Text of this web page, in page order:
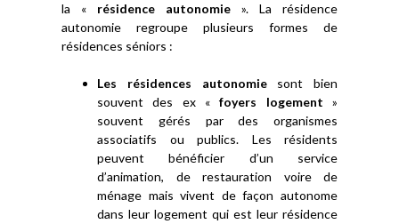
la « résidence autonomie ». La résidence
autonomie regroupe plusieurs formes de
résidences séniors :
Les résidences autonomiesont bien
souvent des ex «foyers logement »
souvent gérés par des organismes
associatifs ou publics. Les résidents
peuvent bénéficier d’un service
d’animation, de restauration voire de
ménage mais vivent de façon autonome
dans leur logement qui est leur résidence